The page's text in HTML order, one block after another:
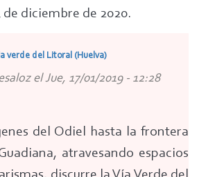
diciembre de 2020.
verde del Litoral (Huelva)
elJue, 17/01/2019 - 12:28
del Odiel hasta la frontera
atravesando espacios